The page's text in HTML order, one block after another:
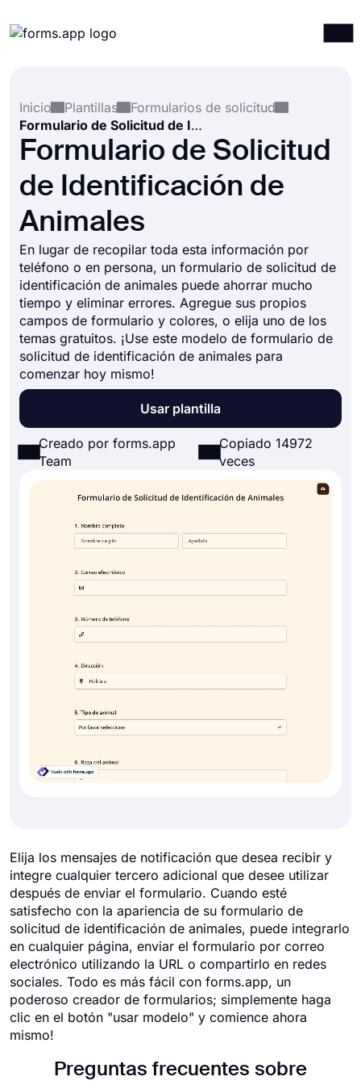
Integraciones
Plantillas
Recursos
Inicio
Plantillas
Formularios de solicitud
Formulario de Solicitud de Identificación de Animales
Formulario de Solicitud
de Identificación de
Animales
En lugar de recopilar toda esta información por
teléfono o en persona, un formulario de solicitud de
identificación de animales puede ahorrar mucho
tiempo y eliminar errores. Agregue sus propios
campos de formulario y colores, o elija uno de los
temas gratuitos. ¡Use este modelo de formulario de
solicitud de identificación de animales para
comenzar hoy mismo!
Usar plantilla
Creado por forms.app
Team
Copiado 14972
veces
Elija los mensajes de notificación que desea recibir y
integre cualquier tercero adicional que desee utilizar
después de enviar el formulario. Cuando esté
satisfecho con la apariencia de su formulario de
solicitud de identificación de animales, puede integrarlo
en cualquier página, enviar el formulario por correo
electrónico utilizando la URL o compartirlo en redes
sociales. Todo es más fácil con forms.app, un
poderoso creador de formularios; simplemente haga
clic en el botón "usar modelo" y comience ahora
mismo!
Preguntas frecuentes sobre